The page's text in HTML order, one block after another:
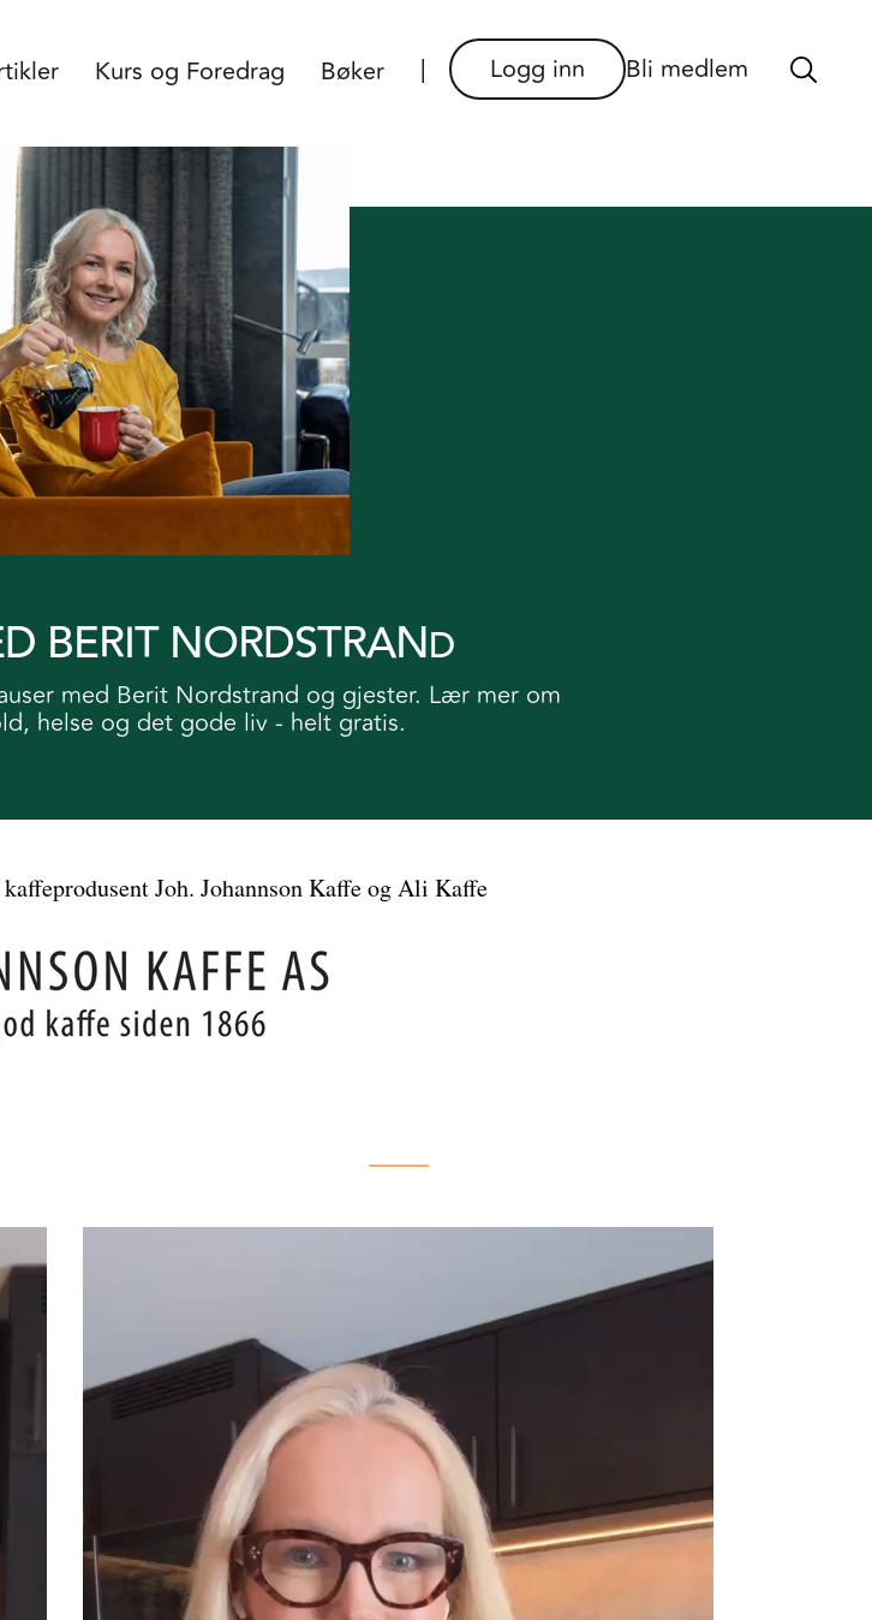
Kurs og Foredrag Bøker Logg inn Bli medlem ×
BERIT NORDSTRAND
med Berit Nordstrand og gjester. Lær mer om
helse og det gode liv - helt gratis.
Joh. Johannson Kaffe og Ali Kaffe